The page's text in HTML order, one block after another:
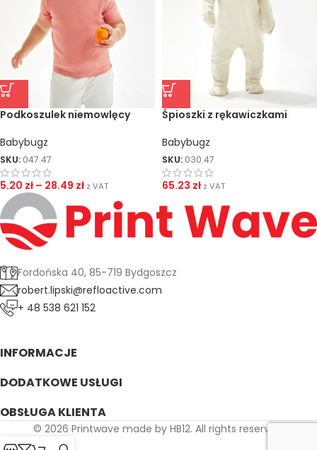
Podkoszulek niemowlęcy
Babybugz
SKU: 047.47
5.20 zł – 28.49 zł z VAT
Śpioszki z rękawiczkami
Babybugz
SKU: 030.47
65.23 zł z VAT
Fordońska 40, 85-719 Bydgoszcz
robert.lipski@refloactive.com
+ 48 538 621 152
INFORMACJE
DODATKOWE USŁUGI
OBSŁUGA KLIENTA
© 2026 Printwave made by HB12. All rights reserved.